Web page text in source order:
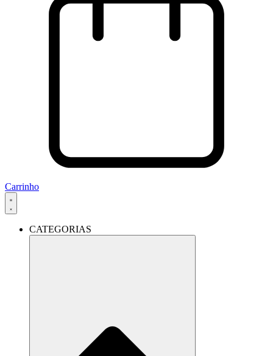
Carrinho
CATEGORIAS